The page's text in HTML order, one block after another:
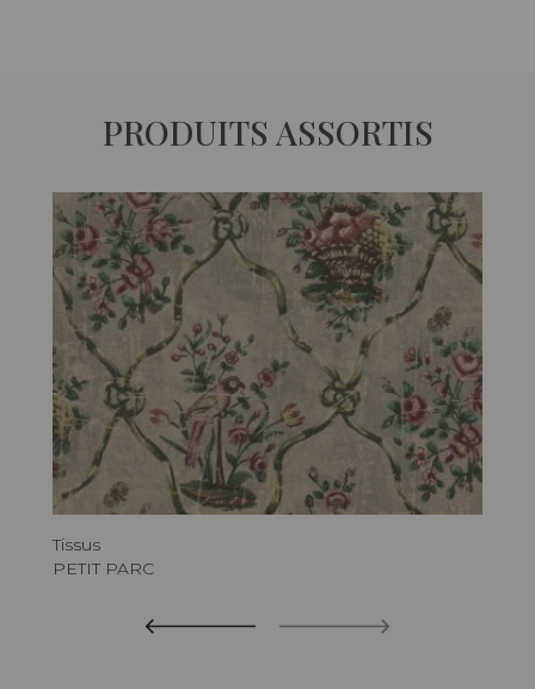
PRODUITS ASSORTIS
Tissus
PETIT PARC